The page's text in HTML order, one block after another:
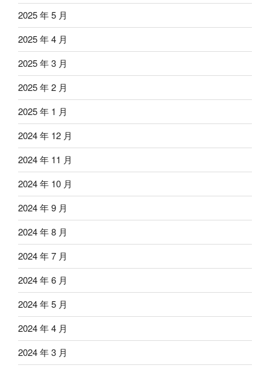
2025 年 5 月
2025 年 4 月
2025 年 3 月
2025 年 2 月
2025 年 1 月
2024 年 12 月
2024 年 11 月
2024 年 10 月
2024 年 9 月
2024 年 8 月
2024 年 7 月
2024 年 6 月
2024 年 5 月
2024 年 4 月
2024 年 3 月